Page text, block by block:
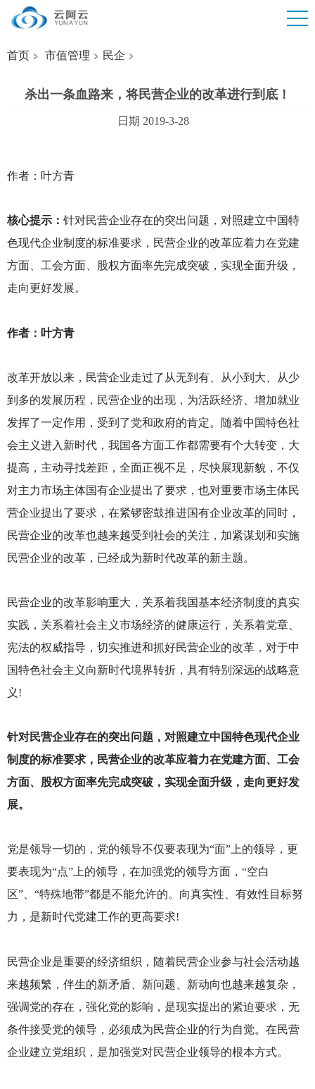
首页 市值管理 民企
杀出一条血路来，将民营企业的改革进行到底！
日期 2019-3-28
作者：叶方青
核心提示： 针对民营企业存在的突出问题，对照建立中国特
色现代企业制度的标准要求，民营企业的改革应着力在党建
方面、工会方面、股权方面率先完成突破，实现全面升级，
走向更好发展。
作者：叶方青
改革开放以来，民营企业走过了从无到有、从小到大、从少
到多的发展历程，民营企业的出现，为活跃经济、增加就业
发挥了一定作用，受到了党和政府的肯定。随着中国特色社
会主义进入新时代，我国各方面工作都需要有个大转变，大
提高，主动寻找差距，全面正视不足，尽快展现新貌，不仅
对主力市场主体国有企业提出了要求，也对重要市场主体民
营企业提出了要求，在紧锣密鼓推进国有企业改革的同时，
民营企业的改革也越来越受到社会的关注，加紧谋划和实施
民营企业的改革，已经成为新时代改革的新主题。
民营企业的改革影响重大，关系着我国基本经济制度的真实
实践，关系着社会主义市场经济的健康运行，关系着党章、
宪法的权威指导，切实推进和抓好民营企业的改革，对于中
国特色社会主义向新时代境界转折，具有特别深远的战略意
义!
针对民营企业存在的突出问题，对照建立中国特色现代企业
制度的标准要求，民营企业的改革应着力在党建方面、工会
方面、股权方面率先完成突破，实现全面升级，走向更好发
展。
党是领导一切的，党的领导不仅要表现为“面”上的领导，更
要表现为“点”上的领导，在加强党的领导方面，“空白
区”、“特殊地带”都是不能允许的。向真实性、有效性目标努
力，是新时代党建工作的更高要求!
民营企业是重要的经济组织，随着民营企业参与社会活动越
来越频繁，伴生的新矛盾、新问题、新动向也越来越复杂，
强调党的存在，强化党的影响，是现实提出的紧迫要求，无
条件接受党的领导，必须成为民营企业的行为自觉。在民营
企业建立党组织，是加强党对民营企业领导的根本方式。